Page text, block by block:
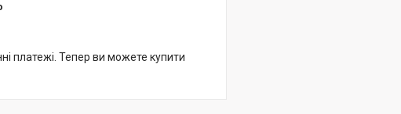
платежі. Тепер ви можете купити